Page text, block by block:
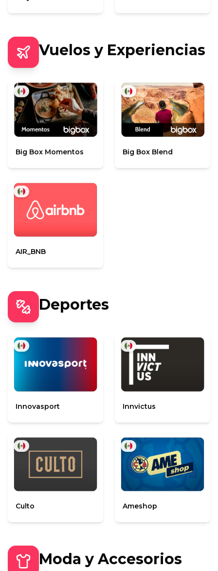
Vuelos y Experiencias
Big Box Momentos Big Box Blend
AIR_BNB
Deportes
Innovasport Innvictus
Culto Ameshop
Moda y Accesorios